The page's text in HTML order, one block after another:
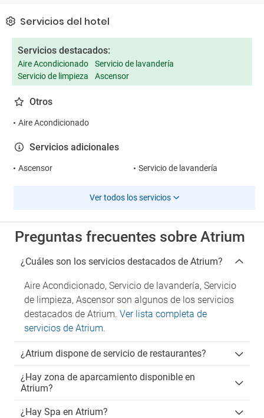
alrededor de la isla, a Skopelos y Alonissos. Tanto el desayuno
Servicios del hotel
Servicios destacados:
Aire Acondicionado
Servicio de lavandería
Servicio de limpieza
Ascensor
Otros
Aire Acondicionado
Servicios adicionales
Ascensor Servicio de lavandería
Ver todos los servicios
Preguntas frecuentes sobre Atrium
¿Cuáles son los servicios destacados de Atrium?
Aire Acondicionado, Servicio de lavandería, Servicio
de limpieza, Ascensor son algunos de los servicios
destacados de Atrium. Ver lista completa de
servicios de Atrium.
¿Atrium dispone de servicio de restaurantes?
¿Hay zona de aparcamiento disponible en
Atrium?
¿Hay Spa en Atrium?